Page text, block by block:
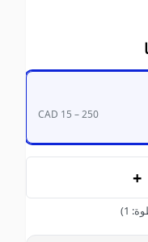
CAD 15 – 250